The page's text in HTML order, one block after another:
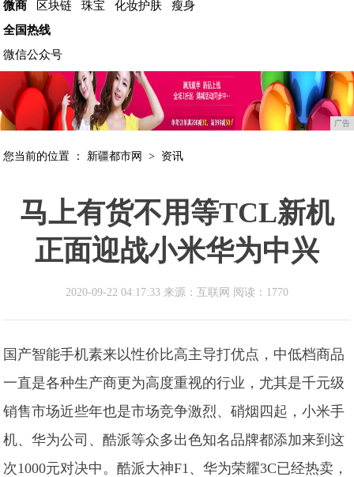
微商
区块链 珠宝 化妆护肤
瘦身
全国热线
微信公众号
广告
您当前的位置 ： 新疆都市网 > 资讯
马上有货不用等TCL新机
正面迎战小米华为中兴
2020-09-22 04:17:33 来源：互联网 阅读：1770
国产智能手机素来以性价比高主导打优点，中低档商品
一直是各种生产商更为高度重视的行业，尤其是千元级
销售市场近些年也是市场竞争激烈、硝烟四起，小米手
机、华为公司、酷派等众多出色知名品牌都添加来到这
次1000元对决中。酷派大神F1、华为荣耀3C已经热卖，